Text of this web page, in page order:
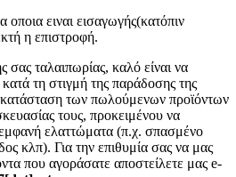
ειναι εισαγωγής(κατόπιν
η επιστροφή.
σας ταλαιπωρίας, καλό είναι να
τη στιγμή της παράδοσης της
κατάσταση των πωλούμενων προϊόντων
τους, προκειμένου να
ελαττώματα (π.χ. σπασμένο
κλπ). Για την επιθυμία σας να μας
που αγοράσατε αποστείλετε μας e-